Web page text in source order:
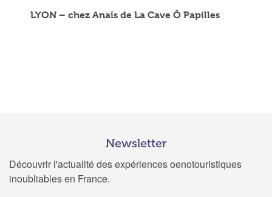
LYON – chez Anaïs de La Cave Ô Papilles
Newsletter
Découvrir l'actualité des expériences oenotouristiques
inoubliables en France.